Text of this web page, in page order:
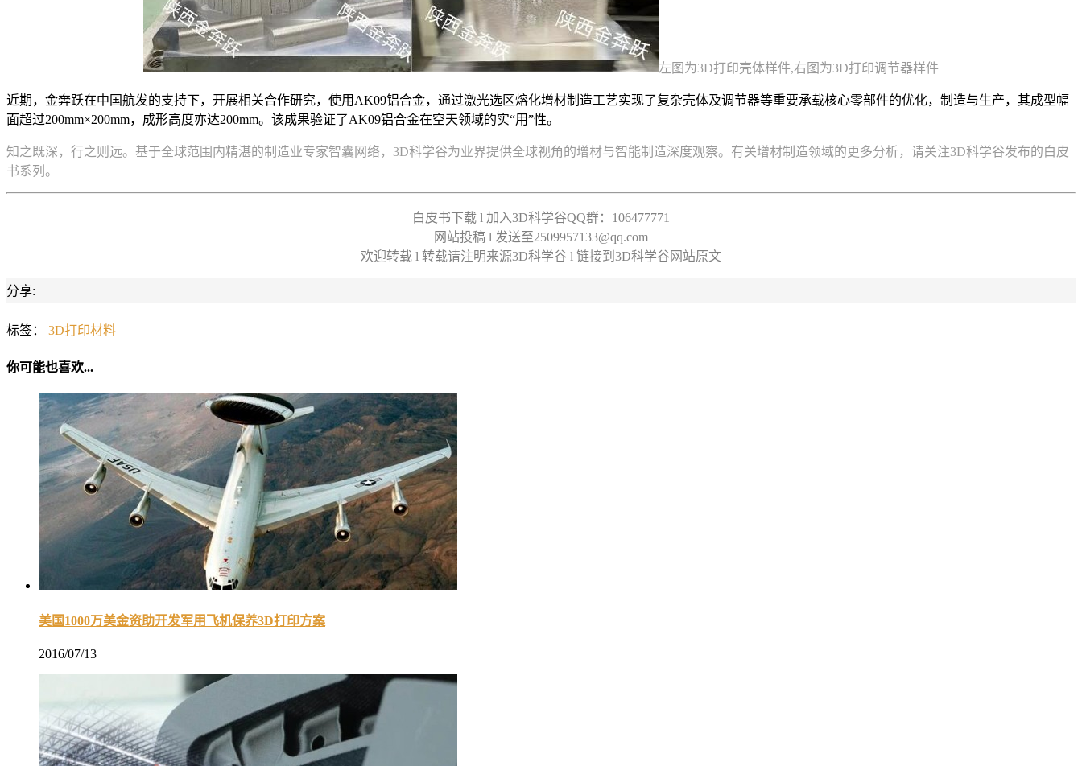
左图为3D打印壳体样件,右图为3D打印调节器样件
近期，金奔跃在中国航发的支持下，开展相关合作研究，使用AK09铝合金，通过激光选区熔化增材制造工艺实现了复杂壳体及调节器等重要承载核心零部件的优化，制造与生产，其成型幅
面超过200mm×200mm，成形高度亦达200mm。该成果验证了AK09铝合金在空天领域的实“用”性。
知之既深，行之则远。基于全球范围内精湛的制造业专家智囊网络，3D科学谷为业界提供全球视角的增材与智能制造深度观察。有关增材制造领域的更多分析，请关注3D科学谷发布的白皮
书系列。
白皮书下载 l 加入3D科学谷QQ群：106477771
网站投稿 l 发送至2509957133@qq.com
欢迎转载 l 转载请注明来源3D科学谷 l 链接到3D科学谷网站原文
分享:
标签： 3D打印材料
你可能也喜欢...
美国1000万美金资助开发军用飞机保养3D打印方案
2016/07/13